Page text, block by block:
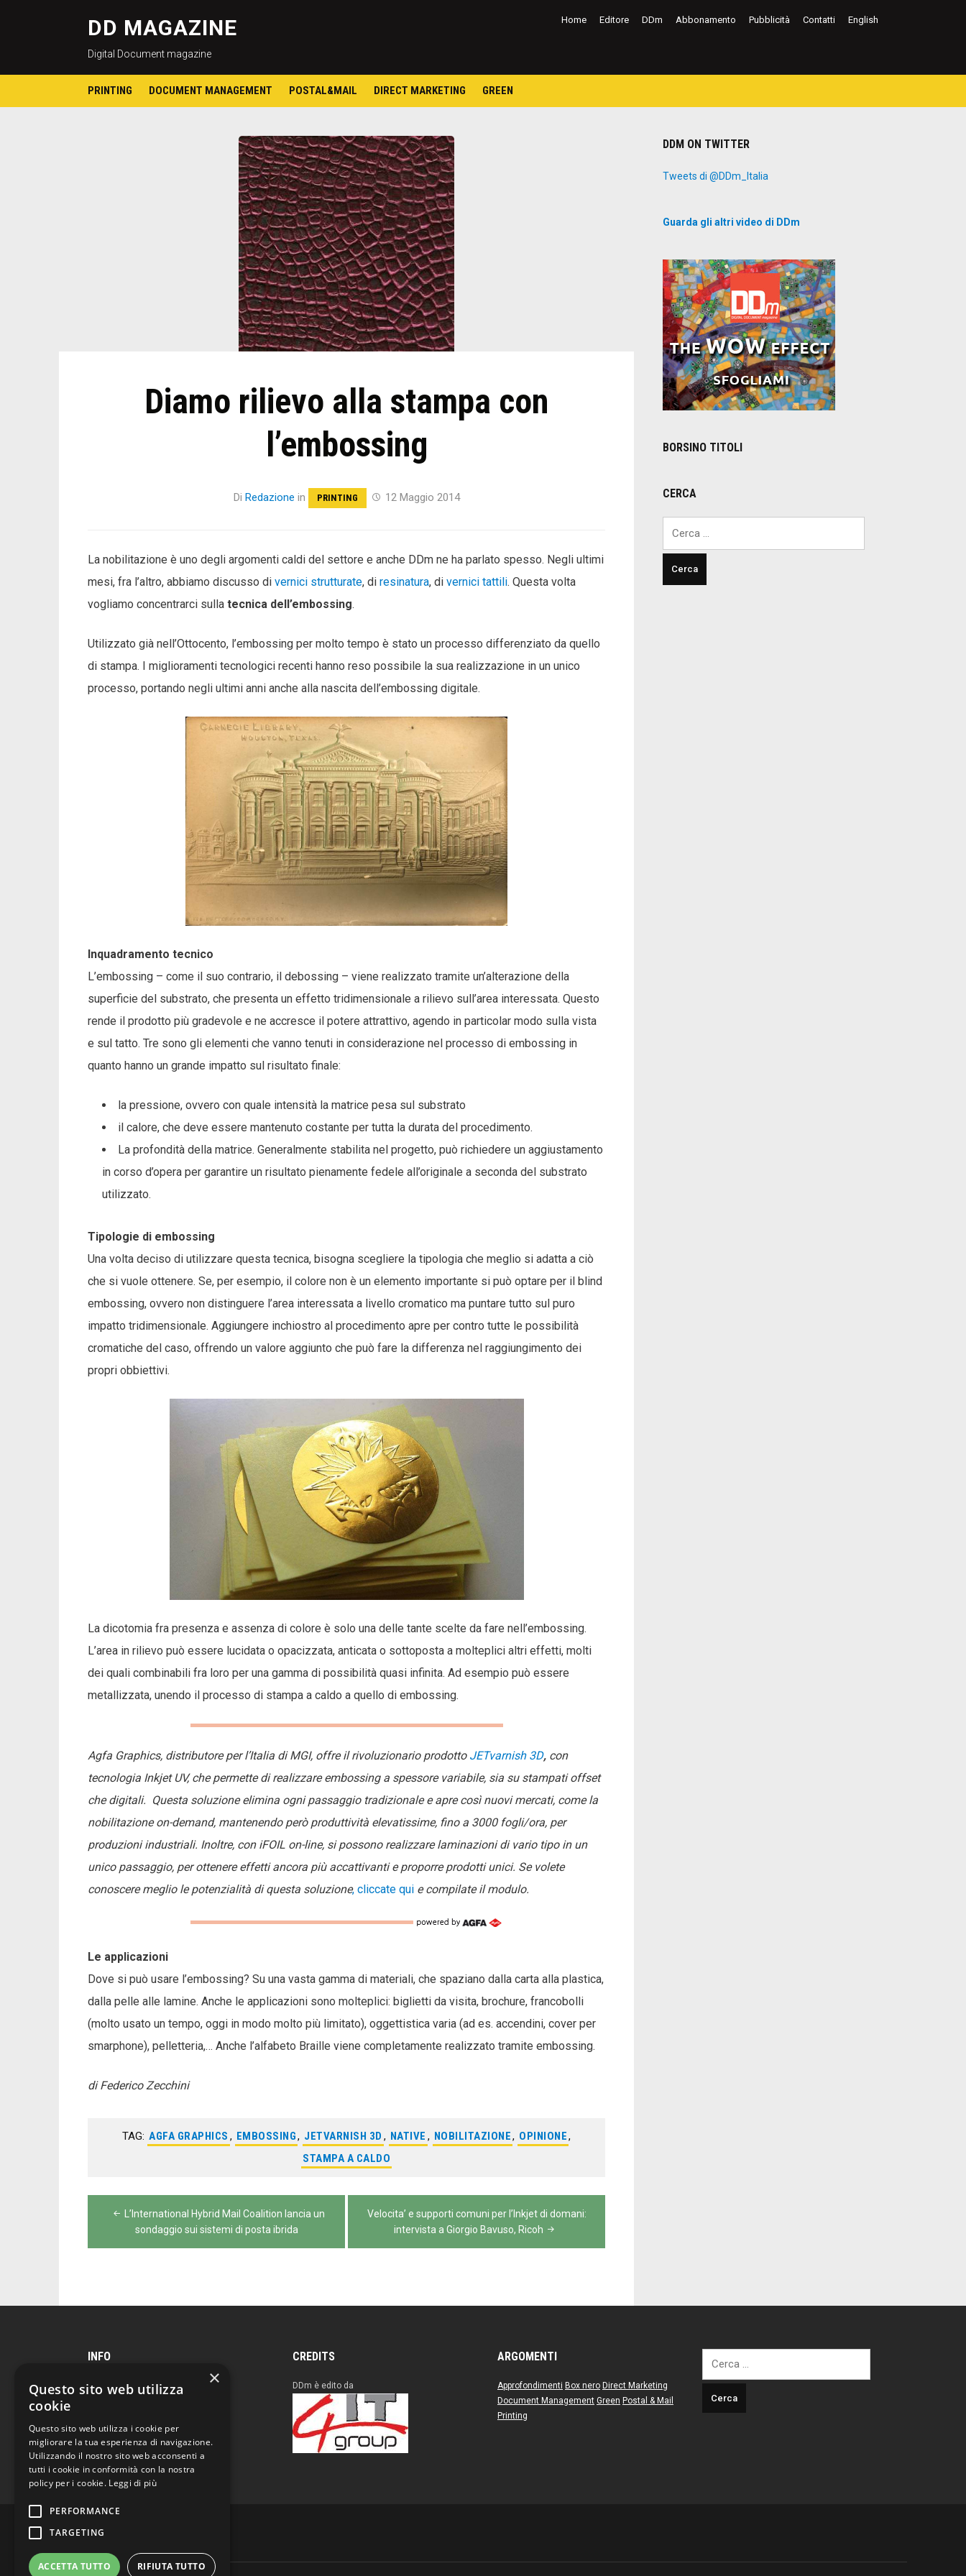
DD MAGAZINE
Digital Document magazine
Home Editore DDm Abbonamento Pubblicità Contatti English
PRINTING DOCUMENT MANAGEMENT POSTAL&MAIL DIRECT MARKETING GREEN
Diamo rilievo alla stampa con
l’embossing
Di Redazione in PRINTING 12 Maggio 2014
La nobilitazione è uno degli argomenti caldi del settore e anche DDm ne ha parlato spesso. Negli ultimi
mesi, fra l’altro, abbiamo discusso di vernici strutturate, di resinatura, di vernici tattili. Questa volta
vogliamo concentrarci sulla tecnica dell’embossing.
Utilizzato già nell’Ottocento, l’embossing per molto tempo è stato un processo differenziato da quello
di stampa. I miglioramenti tecnologici recenti hanno reso possibile la sua realizzazione in un unico
processo, portando negli ultimi anni anche alla nascita dell’embossing digitale.
Inquadramento tecnico
L’embossing – come il suo contrario, il debossing – viene realizzato tramite un’alterazione della
superficie del substrato, che presenta un effetto tridimensionale a rilievo sull’area interessata. Questo
rende il prodotto più gradevole e ne accresce il potere attrattivo, agendo in particolar modo sulla vista
e sul tatto. Tre sono gli elementi che vanno tenuti in considerazione nel processo di embossing in
quanto hanno un grande impatto sul risultato finale:
la pressione, ovvero con quale intensità la matrice pesa sul substrato
il calore, che deve essere mantenuto costante per tutta la durata del procedimento.
La profondità della matrice. Generalmente stabilita nel progetto, può richiedere un aggiustamento
in corso d’opera per garantire un risultato pienamente fedele all’originale a seconda del substrato
utilizzato.
Tipologie di embossing
Una volta deciso di utilizzare questa tecnica, bisogna scegliere la tipologia che meglio si adatta a ciò
che si vuole ottenere. Se, per esempio, il colore non è un elemento importante si può optare per il blind
embossing, ovvero non distinguere l’area interessata a livello cromatico ma puntare tutto sul puro
impatto tridimensionale. Aggiungere inchiostro al procedimento apre per contro tutte le possibilità
cromatiche del caso, offrendo un valore aggiunto che può fare la differenza nel raggiungimento dei
propri obbiettivi.
La dicotomia fra presenza e assenza di colore è solo una delle tante scelte da fare nell’embossing.
L’area in rilievo può essere lucidata o opacizzata, anticata o sottoposta a molteplici altri effetti, molti
dei quali combinabili fra loro per una gamma di possibilità quasi infinita. Ad esempio può essere
metallizzata, unendo il processo di stampa a caldo a quello di embossing.
Agfa Graphics, distributore per l’Italia di MGI, offre il rivoluzionario prodotto JETvarnish 3D, con
tecnologia Inkjet UV, che permette di realizzare embossing a spessore variabile, sia su stampati offset
che digitali. Questa soluzione elimina ogni passaggio tradizionale e apre così nuovi mercati, come la
nobilitazione on-demand, mantenendo però produttività elevatissime, fino a 3000 fogli/ora, per
produzioni industriali. Inoltre, con iFOIL on-line, si possono realizzare laminazioni di vario tipo in un
unico passaggio, per ottenere effetti ancora più accattivanti e proporre prodotti unici. Se volete
conoscere meglio le potenzialità di questa soluzione, cliccate qui e compilate il modulo.
Le applicazioni
Dove si può usare l’embossing? Su una vasta gamma di materiali, che spaziano dalla carta alla plastica,
dalla pelle alle lamine. Anche le applicazioni sono molteplici: biglietti da visita, brochure, francobolli
(molto usato un tempo, oggi in modo molto più limitato), oggettistica varia (ad es. accendini, cover per
smarphone), pelletteria,… Anche l’alfabeto Braille viene completamente realizzato tramite embossing.
di Federico Zecchini
TAG: AGFA GRAPHICS , EMBOSSING, JETVARNISH 3D , NATIVE , NOBILITAZIONE, OPINIONE,
STAMPA A CALDO
Navigazione
articoli
L’International Hybrid Mail Coalition lancia un
sondaggio sui sistemi di posta ibrida
Velocita’ e supporti comuni per l’Inkjet di domani:
intervista a Giorgio Bavuso, Ricoh
DDM ON TWITTER
Tweets di @DDm_Italia
Guarda gli altri video di DDm
BORSINO TITOLI
CERCA
INFO
Reg. Tribunale Milano
C.F. e P.I. 04961230960
CREDITS
DDm è edito da
ARGOMENTI
Approfondimenti Box nero Direct Marketing
Document Management Green Postal & Mail
Printing
per:
×
Questo sito web utilizza
cookie
Questo sito web utilizza i cookie per
migliorare la tua esperienza di navigazione.
Utilizzando il nostro sito web acconsenti a
tutti i cookie in conformità con la nostra
policy per i cookie. Leggi di più
PERFORMANCE
TARGETING
ACCETTA TUTTO RIFIUTA TUTTO